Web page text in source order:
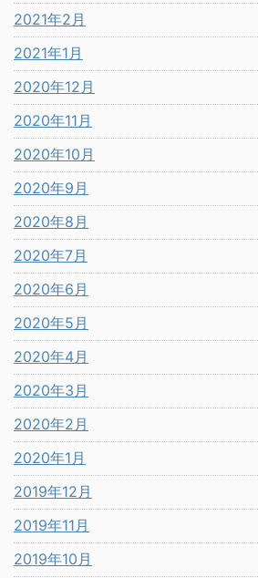
2021年2月
2021年1月
2020年12月
2020年11月
2020年10月
2020年9月
2020年8月
2020年7月
2020年6月
2020年5月
2020年4月
2020年3月
2020年2月
2020年1月
2019年12月
2019年11月
2019年10月